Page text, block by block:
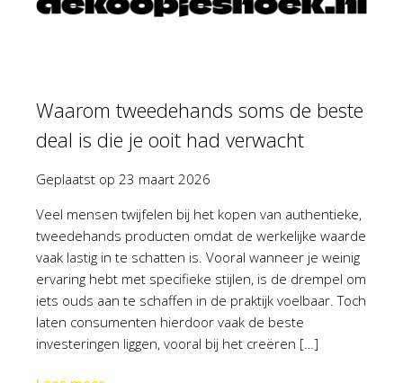
Waarom tweedehands soms de beste
deal is die je ooit had verwacht
Geplaatst op 23 maart 2026
Veel mensen twijfelen bij het kopen van authentieke,
tweedehands producten omdat de werkelijke waarde
vaak lastig in te schatten is. Vooral wanneer je weinig
ervaring hebt met specifieke stijlen, is de drempel om
iets ouds aan te schaffen in de praktijk voelbaar. Toch
laten consumenten hierdoor vaak de beste
investeringen liggen, vooral bij het creëren […]